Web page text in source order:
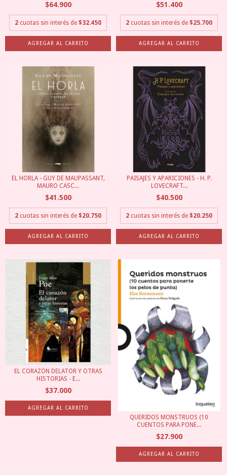
$64.900
2 cuotas sin interés de $32.450
$51.400
2 cuotas sin interés de $25.700
EL HORLA - GUY DE MAUPASSANT,
MAURO CASC...
$41.500
2 cuotas sin interés de $20.750
PAISAJES Y APARICIONES - H. P.
LOVECRAFT...
$40.500
2 cuotas sin interés de $20.250
EL CORAZÓN DELATOR Y OTRAS
HISTORIAS - E...
$37.000
QUERIDOS MONSTRUOS (10
CUENTOS PARA PONE...
$27.900